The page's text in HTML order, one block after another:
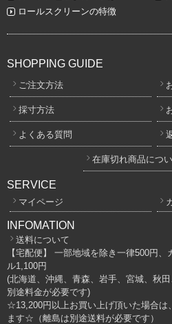
ロールスクリーンの特徴
SHOPPING GUIDE
ご注文方法
採寸方法
よくある質問
在庫切れ商品につ
SERVICE
マイページ
INFOMATION
送料について
【宅配便】 一部地域を除き一律500円
ル1,100円
(北海道、沖縄、青森、岩手、宮城、秋
別途料金が必要です)
☆13,200円以上お買い上げ頂いた場合は
ます☆（離島は別途送料が必要です）